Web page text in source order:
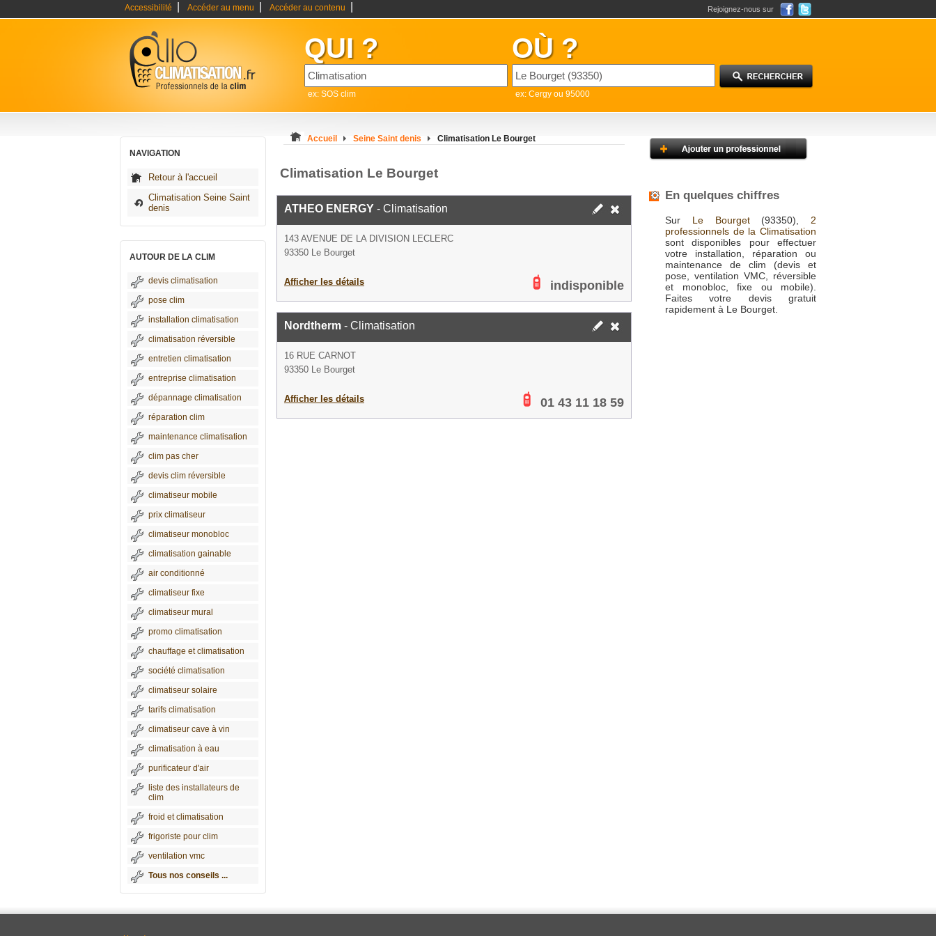
Accessibilité Accéder au menu Accéder au contenu Rejoignez-nous sur
QUI ?
ex: SOS clim
OÙ ?
ex: Cergy ou 95000
NAVIGATION
Retour à l'accueil
Climatisation Seine Saint
denis
AUTOUR DE LA CLIM
devis climatisation
pose clim
installation climatisation
climatisation réversible
entretien climatisation
entreprise climatisation
dépannage climatisation
réparation clim
maintenance climatisation
clim pas cher
devis clim réversible
climatiseur mobile
prix climatiseur
climatiseur monobloc
climatisation gainable
air conditionné
climatiseur fixe
climatiseur mural
promo climatisation
chauffage et climatisation
société climatisation
climatiseur solaire
tarifs climatisation
climatiseur cave à vin
climatisation à eau
purificateur d'air
liste des installateurs de
clim
froid et climatisation
frigoriste pour clim
ventilation vmc
Tous nos conseils ...
Accueil Seine Saint denis Climatisation Le Bourget
Climatisation Le Bourget
ATHEO ENERGY - Climatisation
143 AVENUE DE LA DIVISION LECLERC
93350 Le Bourget
Afficher les détails indisponible
Nordtherm - Climatisation
16 RUE CARNOT
93350 Le Bourget
Afficher les détails 01 43 11 18 59
En quelques chiffres
Sur Le Bourget(93350), 2
professionnels de la Climatisation
sont disponibles pour effectuer
votre installation, réparation ou
maintenance de clim (devis et
pose, ventilation VMC, réversible
et monobloc, fixe ou mobile).
Faites votre devis gratuit
rapidement à Le Bourget.